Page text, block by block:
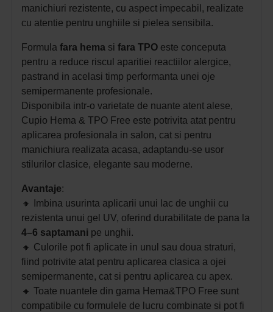
manichiuri rezistente, cu aspect impecabil, realizate
cu atentie pentru unghiile si pielea sensibila.
Formula fara hema si fara TPO este conceputa
pentru a reduce riscul aparitiei reactiilor alergice,
pastrand in acelasi timp performanta unei oje
semipermanente profesionale.
Disponibila intr-o varietate de nuante atent alese,
Cupio Hema & TPO Free este potrivita atat pentru
aplicarea profesionala in salon, cat si pentru
manichiura realizata acasa, adaptandu-se usor
stilurilor clasice, elegante sau moderne.
Avantaje:
🔸
Imbina usurinta aplicarii unui lac de unghii cu
rezistenta unui gel UV, oferind durabilitate de pana la
4–6 saptamani pe unghii.
🔸 Culorile pot fi aplicate in unul sau doua straturi,
fiind potrivite atat pentru aplicarea clasica a ojei
semipermanente, cat si pentru aplicarea cu apex.
🔸 Toate nuantele din gama Hema&TPO Free sunt
compatibile cu formulele de lucru combinate si pot fi